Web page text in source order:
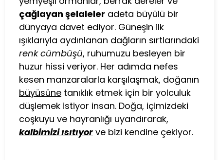
çağlayan şelaleler adeta büyülü bir
dünyaya davet ediyor. Güneşin ilk
ışıklarıyla aydınlanan dağların sırtlarındaki
renk cümbüşü, ruhumuzu besleyen bir
huzur hissi veriyor. Her adımda nefes
kesen manzaralarla karşılaşmak, doğanın
büyüsüne tanıklık etmek için bir yolculuk
düşlemek istiyor insan. Doğa, içimizdeki
coşkuyu ve hayranlığı uyandırarak,
kalbimizi ısıtıyorve bizi kendine çekiyor.